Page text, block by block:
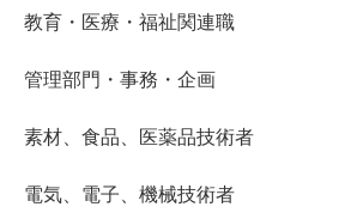
教育・医療・福祉関連職
管理部門・事務・企画
素材、食品、医薬品技術者
電気、電子、機械技術者